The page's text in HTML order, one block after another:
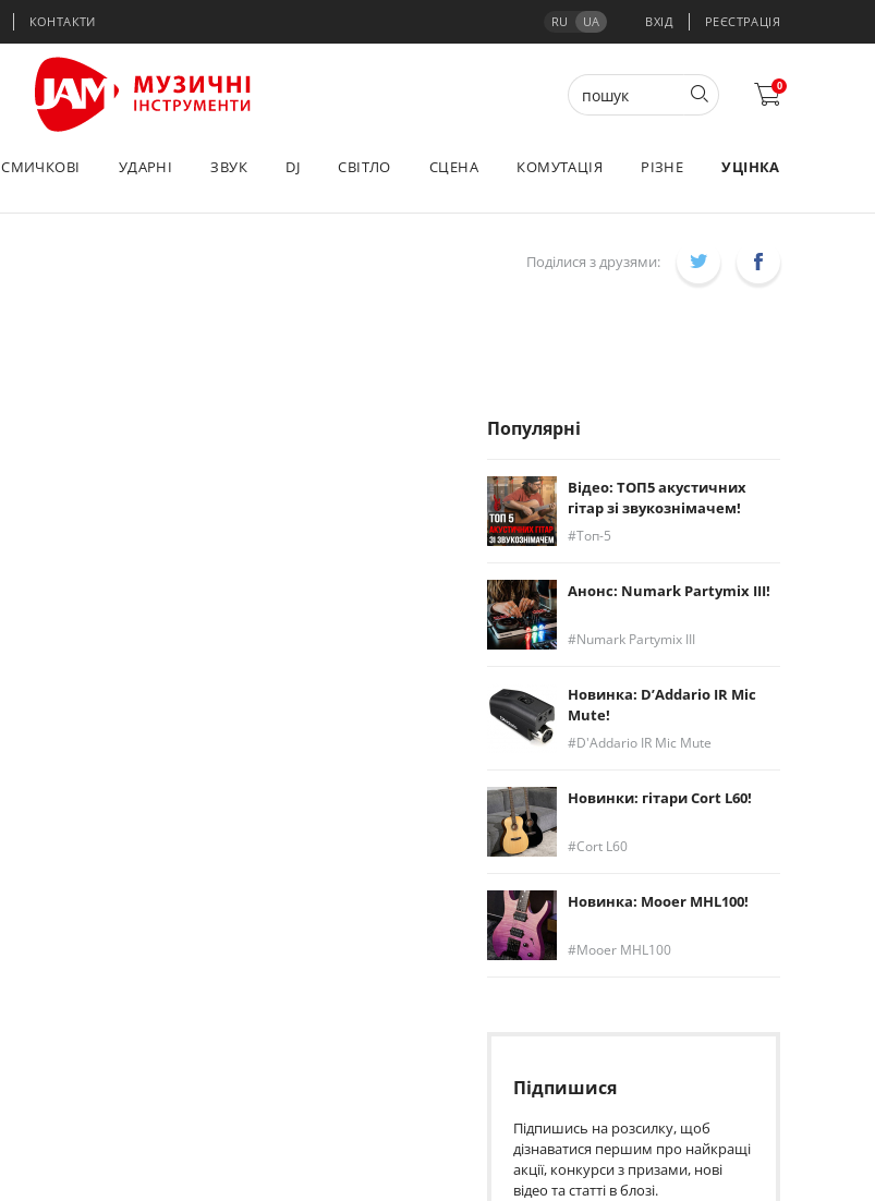
КОНТАКТИ RU UA ВХІД РЕЄСТРАЦІЯ
0
СМИЧКОВІ УДАРНІ ЗВУК DJ СВІТЛО СЦЕНА КОМУТАЦІЯ РІЗНЕ УЦІНКА
Поділися з друзями:
Популярні
Відео: ТОП5 акустичних
гітар зі звукознімачем!
Топ-5
Анонс: Numark Partymix III!
Numark Partymix III
Новинка: D’Addario IR Mic
Mute!
D'Addario IR Mic Mute
Новинки: гітари Cort L60!
Cort L60
Новинка: Mooer MHL100!
Mooer MHL100
Підпишися
Підпишись на розсилку, щоб
дізнаватися першим про найкращі
акції, конкурси з призами, нові
відео та статті в блозі.